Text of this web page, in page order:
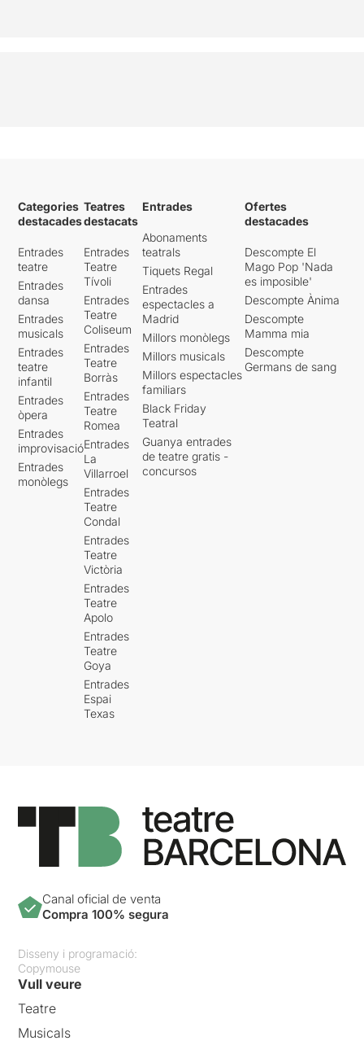
Categories
destacades
Entrades
teatre
Entrades
dansa
Entrades
musicals
Entrades
teatre
infantil
Entrades
òpera
Entrades
improvisació
Entrades
monòlegs
Teatres
destacats
Entrades
Teatre
Tívoli
Entrades
Teatre
Coliseum
Entrades
Teatre
Borràs
Entrades
Teatre
Romea
Entrades
La
Villarroel
Entrades
Teatre
Condal
Entrades
Teatre
Victòria
Entrades
Teatre
Apolo
Entrades
Teatre
Goya
Entrades
Espai
Texas
Entrades
Abonaments
teatrals
Tiquets Regal
Entrades
espectacles a
Madrid
Millors monòlegs
Millors musicals
Millors espectacles
familiars
Black Friday
Teatral
Guanya entrades
de teatre gratis -
concursos
Ofertes
destacades
Descompte El
Mago Pop 'Nada
es imposible'
Descompte Ànima
Descompte
Mamma mia
Descompte
Germans de sang
Canal oficial de venta
Compra 100% segura
Disseny i programació:
Copymouse
Vull veure
Teatre
Musicals